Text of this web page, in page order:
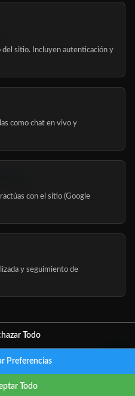
Aviso de privacidad
Aviso
del sitio. Incluyen autenticación y
como chat en vivo y
con el sitio (Google
y seguimiento de
Todo
Preferencias
Todo